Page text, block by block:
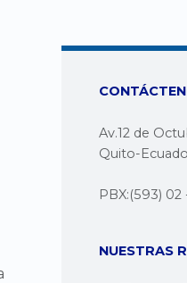
Av.12 de
Quito-
PBX:(593)
NUESTRAS